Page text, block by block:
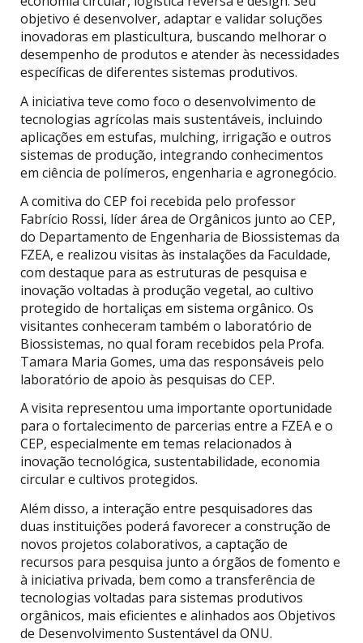
objetivo é desenvolver, adaptar e validar soluções
inovadoras em plasticultura, buscando melhorar o
desempenho de produtos e atender às necessidades
específicas de diferentes sistemas produtivos.
A iniciativa teve como foco o desenvolvimento de
tecnologias agrícolas mais sustentáveis, incluindo
aplicações em estufas, mulching, irrigação e outros
sistemas de produção, integrando conhecimentos
em ciência de polímeros, engenharia e agronegócio.
A comitiva do CEP foi recebida pelo professor
Fabrício Rossi, líder área de Orgânicos junto ao CEP,
do Departamento de Engenharia de Biossistemas da
FZEA, e realizou visitas às instalações da Faculdade,
com destaque para as estruturas de pesquisa e
inovação voltadas à produção vegetal, ao cultivo
protegido de hortaliças em sistema orgânico. Os
visitantes conheceram também o laboratório de
Biossistemas, no qual foram recebidos pela Profa.
Tamara Maria Gomes, uma das responsáveis pelo
laboratório de apoio às pesquisas do CEP.
A visita representou uma importante oportunidade
para o fortalecimento de parcerias entre a FZEA e o
CEP, especialmente em temas relacionados à
inovação tecnológica, sustentabilidade, economia
circular e cultivos protegidos.
Além disso, a interação entre pesquisadores das
duas instituições poderá favorecer a construção de
novos projetos colaborativos, a captação de
recursos para pesquisa junto a órgãos de fomento e
à iniciativa privada, bem como a transferência de
tecnologias voltadas para sistemas produtivos
orgânicos, mais eficientes e alinhados aos Objetivos
de Desenvolvimento Sustentável da ONU.